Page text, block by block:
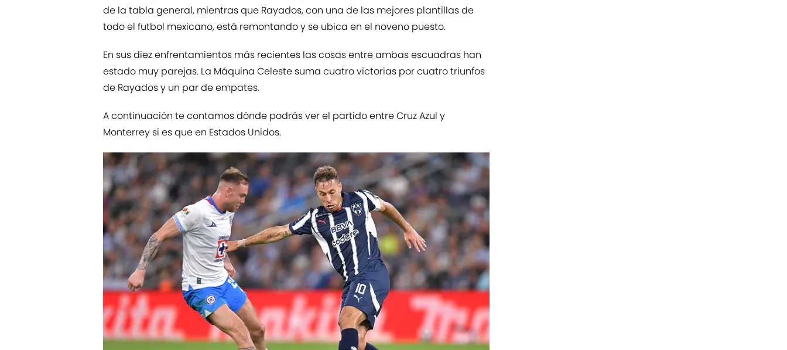
de la tabla general, mientras que Rayados, con una de las mejores plantillas de
todo el futbol mexicano, está remontando y se ubica en el noveno puesto.
En sus diez enfrentamientos más recientes las cosas entre ambas escuadras han
estado muy parejas. La Máquina Celeste suma cuatro victorias por cuatro triunfos
de Rayados y un par de empates.
A continuación te contamos dónde podrás ver el partido entre Cruz Azul y
Monterrey si es que en Estados Unidos.